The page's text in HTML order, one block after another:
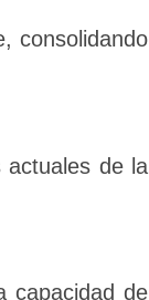
consolidando
actuales de la
capacidad de